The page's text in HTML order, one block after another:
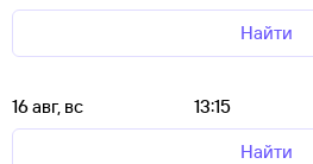
Найти
16 авг, вс 13:15
Найти